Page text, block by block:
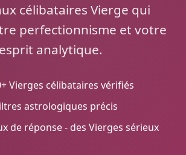
célibataires Vierge qui
perfectionnisme et votre
esprit analytique.
Vierges célibataires vérifiés
astrologiques précis
de réponse - des Vierges sérieux